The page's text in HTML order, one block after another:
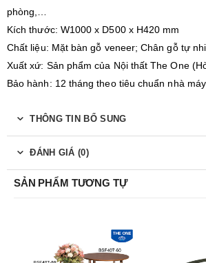
phòng,…
Kích thước: W1000 x D500 x H420 mm
Chất liệu: Mặt bàn gỗ veneer; Chân gỗ tự
Xuất xứ: Sản phẩm của Nội thất The One
Bảo hành: 12 tháng theo tiêu chuẩn nhà máy
THÔNG TIN BỔ SUNG
ĐÁNH GIÁ (0)
SẢN PHẨM TƯƠNG TỰ